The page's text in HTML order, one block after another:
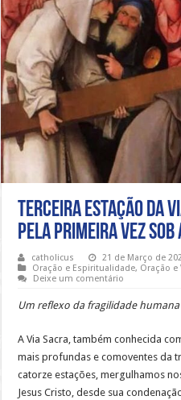
Terceira Estação da
pela primeira vez sob
catholicus
21 de Março de
Oração e Espiritualidade, Oração e
Deixe um comentário
Um reflexo da fragilidade
A Via Sacra, também conhecida
mais profundas e comoventes da
catorze estações, mergulhamos
Jesus Cristo, desde sua